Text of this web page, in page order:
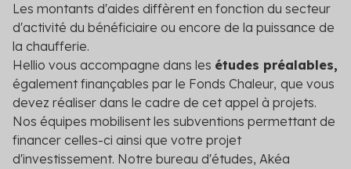
Les montants d'aides diffèrent en fonction du secteur
d'activité du bénéficiaire ou encore de la puissance de
la chaufferie.
Hellio vous accompagne dans les études préalables,
également finançables par le Fonds Chaleur, que vous
devez réaliser dans le cadre de cet appel à projets.
Nos équipes mobilisent les subventions permettant de
financer celles-ci ainsi que votre projet
d'investissement. Notre bureau d'études, Akéa